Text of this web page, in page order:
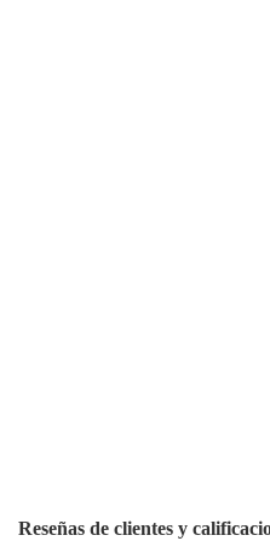
Reseñas de clientes y